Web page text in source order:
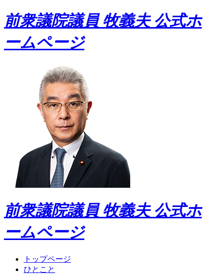
前衆議院議員 牧義夫 公式ホ
ームページ
前衆議院議員 牧義夫 公式ホ
ームページ
トップページ
ひとこと